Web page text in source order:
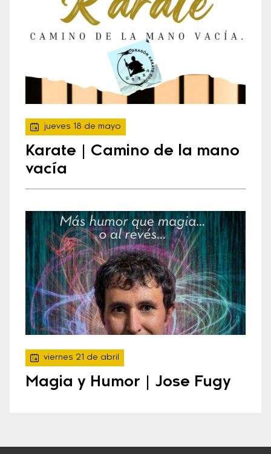
jueves 18 de mayo
Karate | Camino de la mano
vacía
viernes 21 de abril
Magia y Humor | Jose Fugy